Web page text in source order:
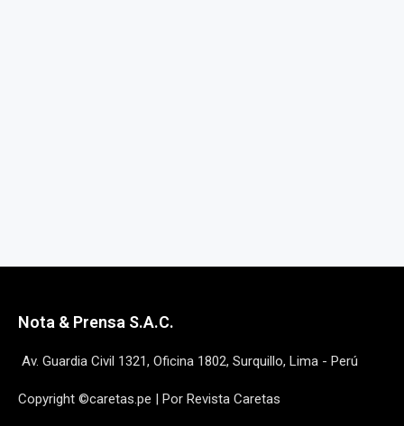
Nota & Prensa S.A.C.
Av. Guardia Civil 1321, Oficina 1802, Surquillo, Lima - Perú
Copyright ©caretas.pe | Por Revista Caretas